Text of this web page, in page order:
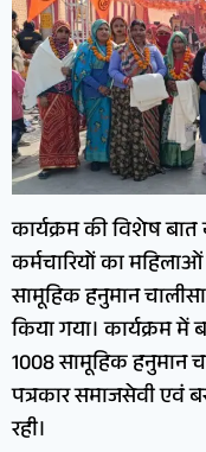
कार्यक्रम की विशेष
कर्मचारियों का
सामूहिक हनुमान
किया गया। कार्यक्रम
1008 सामूहिक हनुमान
पत्रकार समाजसेवी एवं
रही।